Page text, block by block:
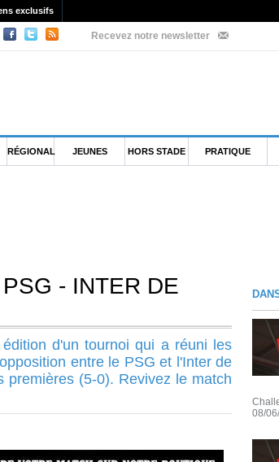
exclusifs
Recevez notre newsletter
RÉGIONAL JEUNES HORS STADE PRATIQUE
- INTER DE
d'un tournoi qui a réuni les
entre le PSG et l'Inter de
premières (5-0). Revivez le match
08/